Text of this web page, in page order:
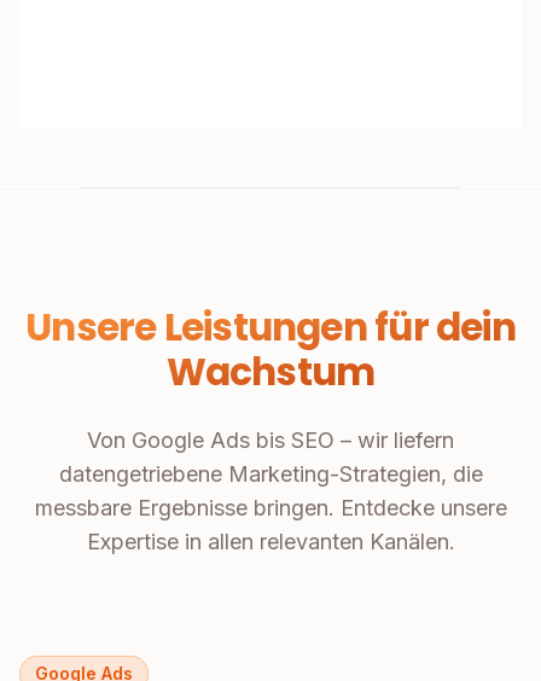
Unsere Leistungen für dein
Wachstum
Von Google Ads bis SEO – wir liefern
datengetriebene Marketing-Strategien, die
messbare Ergebnisse bringen. Entdecke unsere
Expertise in allen relevanten Kanälen.
Google Ads